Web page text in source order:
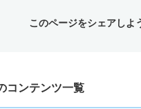
このページをシェアしよ
コンテンツ一覧